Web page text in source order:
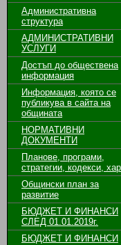
Административна
структура
АДМИНИСТРАТИВНИ
УСЛУГИ
Достъп до обществена
информация
Информация, която се
публикува в сайта на
общината
НОРМАТИВНИ
ДОКУМЕНТИ
Планове, програми,
стратегии, кодекси,
Общински план за
развитие
БЮДЖЕТ И ФИНАНСИ
СЛЕД 01.01.2019г.
БЮДЖЕТ И ФИНАНСИ